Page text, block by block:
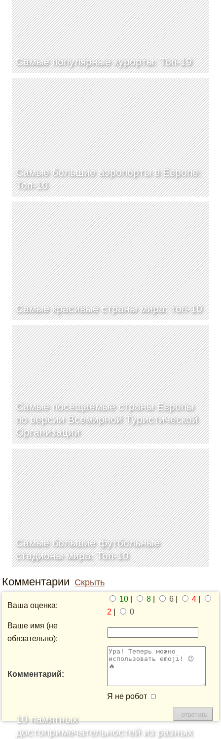
Самые популярные курорты: Топ-19
Самые большие аэропорты в Европе:
Топ-10
Самые красивые страны мира: топ-10
Самые посещаемые страны Европы
по версии Всемирной Туристической
Организации
Самые большие футбольные
стадионы мира: Топ-10
Комментарии Скрыть
Ваша оценка:
10 8 6 4
2
0
Ваше имя (не
обязательно):
Комментарий:
Я не робот
10 памятных
достопримечательностей из разных